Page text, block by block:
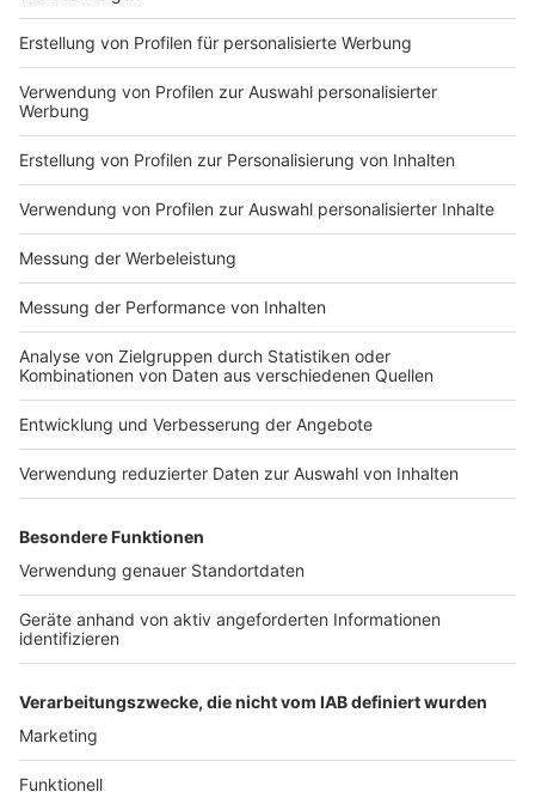
einer Veranstaltung ihre Kosten nicht
zurückerstattet bekommen?
Anzeige
Für Funke seien solche Ausnahmen "denkbar, aber
selten". Das sei eventuell der Fall, wenn bei einer
Veranstaltung "höhere Gewalt" vorliegt und der
Veranstalter "keinerlei Kosten einsparen kann."
Anzeige
Gibt es eine Möglichkeit, sich im Vorfeld vor
einer Absage abzusichern?
Für Privatpersonen sei es schwierig. Veranstalter und
Dienstleister könnten sich hingegen mit sogenannten
"Ausfallversicherungen" absichern. Doch Funke
ergänzt, dass "Versicherungen nach Corona umdenken"
könnten und womöglich den Veranstaltern weniger
Anzeige